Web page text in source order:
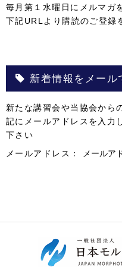
毎月第１水曜日にメルマガ
下記URLより購読のご登録
新着情報をメール
新たな講習会や当協会から
記にメールアドレスを入力
下さい
メールアドレス：